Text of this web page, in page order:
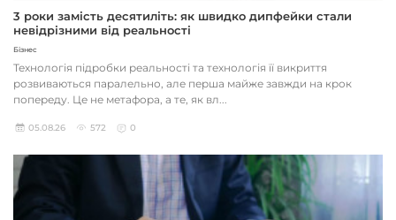
3 роки замість десятиліть: як швидко дипфейки стали
невідрізними від реальності
Бізнес
Технологія підробки реальності та технологія її викриття
розвиваються паралельно, але перша майже завжди на крок
попереду. Це не метафора, а те, як вл...
05.08.26 572 0